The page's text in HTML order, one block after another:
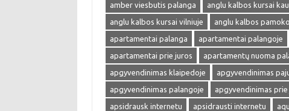
amber viesbutis palanga
anglu kalbos kursai
anglu kalbos kursai vilniuje
anglu kalbos
apartamentai palanga
apartamentai palangoje
apartamentai prie juros
apartamentų nuoma
apgyvendinimas klaipedoje
apgyvendinimas
apgyvendinimas palangoje
apgyvendinimas prie
apsidrausk internetu
apsidrausti internetu